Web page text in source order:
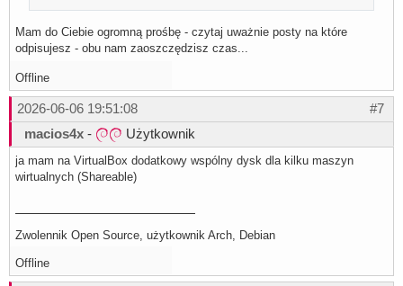
Mam do Ciebie ogromną prośbę - czytaj uważnie posty na które
odpisujesz - obu nam zaoszczędzisz czas...
Offline
#7
2026-06-06 19:51:08
macios4x - Użytkownik
ja mam na VirtualBox dodatkowy wspólny dysk dla kilku maszyn
wirtualnych (Shareable)
Zwolennik Open Source, użytkownik Arch, Debian
Offline